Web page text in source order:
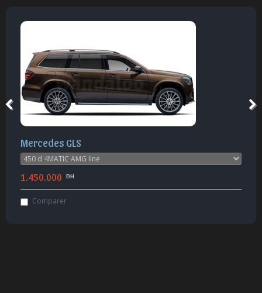
Mercedes GLS
1.450.000 DH
Comparer